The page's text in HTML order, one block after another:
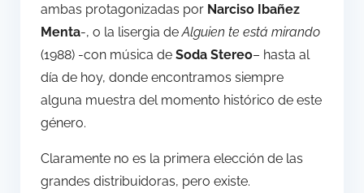
ambas protagonizadas por Narciso Ibañez
Menta-, o la lisergia deAlguien te está mirando
(1988) -con música de Soda Stereo– hasta al
día de hoy, donde encontramos siempre
alguna muestra del momento histórico de este
género.
Claramente no es la primera elección de las
grandes distribuidoras, pero existe.